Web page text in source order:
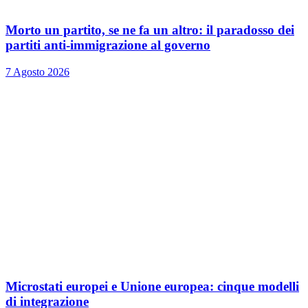
Morto un partito, se ne fa un altro: il paradosso dei
partiti anti-immigrazione al governo
7 Agosto 2026
Microstati europei e Unione europea: cinque modelli
di integrazione